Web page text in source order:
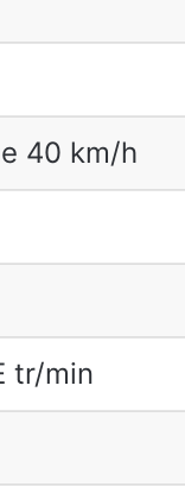
40 km/h
tr/min